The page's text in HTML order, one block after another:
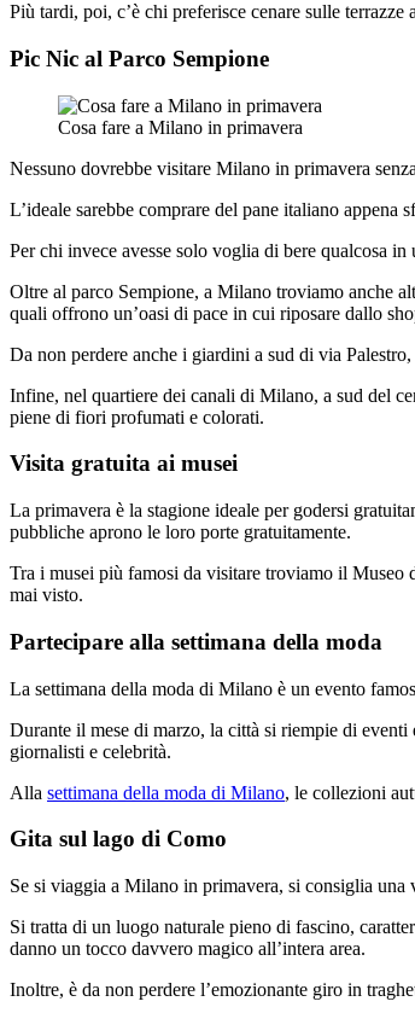
Più tardi, poi, c’è chi preferisce cenare sulle
Pic Nic al Parco Sempione
Cosa fare a Milano in primavera
Nessuno dovrebbe visitare Milano in primavera
L’ideale sarebbe comprare del pane italiano
Per chi invece avesse solo voglia di bere qualcosa
Oltre al parco Sempione, a Milano troviamo anche
quali offrono un’oasi di pace in cui riposare dallo
Da non perdere anche i giardini a sud di via
Infine, nel quartiere dei canali di Milano, a sud del
piene di fiori profumati e colorati.
Visita gratuita ai musei
La primavera è la stagione ideale per godersi
pubbliche aprono le loro porte gratuitamente.
Tra i musei più famosi da visitare troviamo il Museo
mai visto.
Partecipare alla settimana della moda
La settimana della moda di Milano è un evento
Durante il mese di marzo, la città si riempie di
giornalisti e celebrità.
Alla settimana della moda di Milano, le collezioni
Gita sul lago di Como
Se si viaggia a Milano in primavera, si consiglia
Si tratta di un luogo naturale pieno di fascino,
danno un tocco davvero magico all’intera area.
Inoltre, è da non perdere l’emozionante giro in